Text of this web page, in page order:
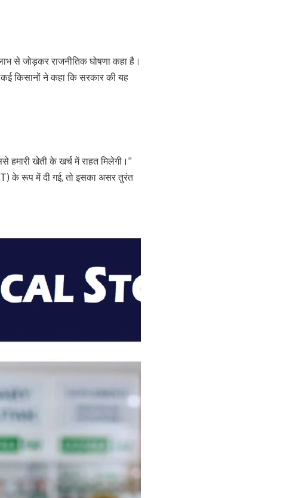
से जोड़कर राजनीतिक घोषणा कहा है।
किसानों ने कहा कि सरकार की यह
खेती के खर्च में राहत मिलेगी।”
के रूप में दी गई, तो इसका असर तुरंत